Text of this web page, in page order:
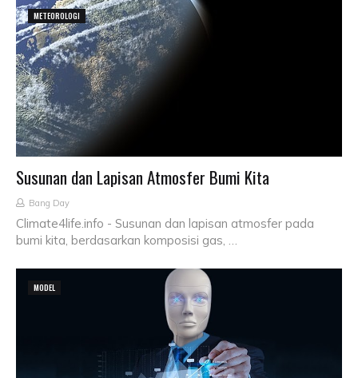
METEOROLOGI
Susunan dan Lapisan Atmosfer Bumi Kita
Bang Day
Climate4life.info - Susunan dan lapisan atmosfer pada
bumi kita, berdasarkan komposisi gas, …
MODEL